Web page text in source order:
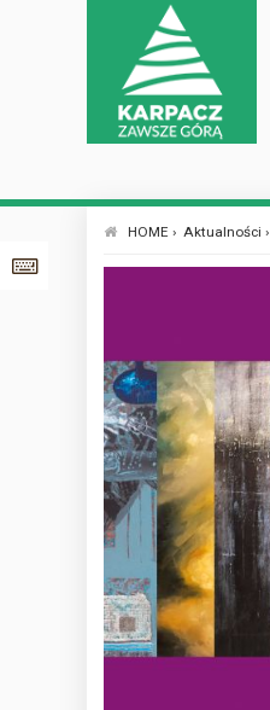
HOME › Aktualności ›